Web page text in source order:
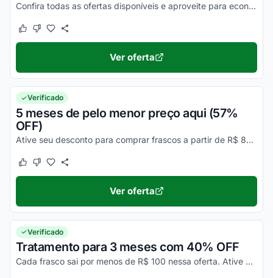
Confira todas as ofertas disponíveis e aproveite para economizar agora mesmo nas suas compras online!
Este cupom funcionou
Este cupom não funcionou
Ver oferta
Verificado
5 meses de pelo menor preço aqui (57%
OFF)
Ative seu desconto para comprar frascos a partir de R$ 82,50 cada.
Este cupom funcionou
Este cupom não funcionou
Ver oferta
Verificado
Tratamento para 3 meses com 40% OFF
Cada frasco sai por menos de R$ 100 nessa oferta. Ative agora!